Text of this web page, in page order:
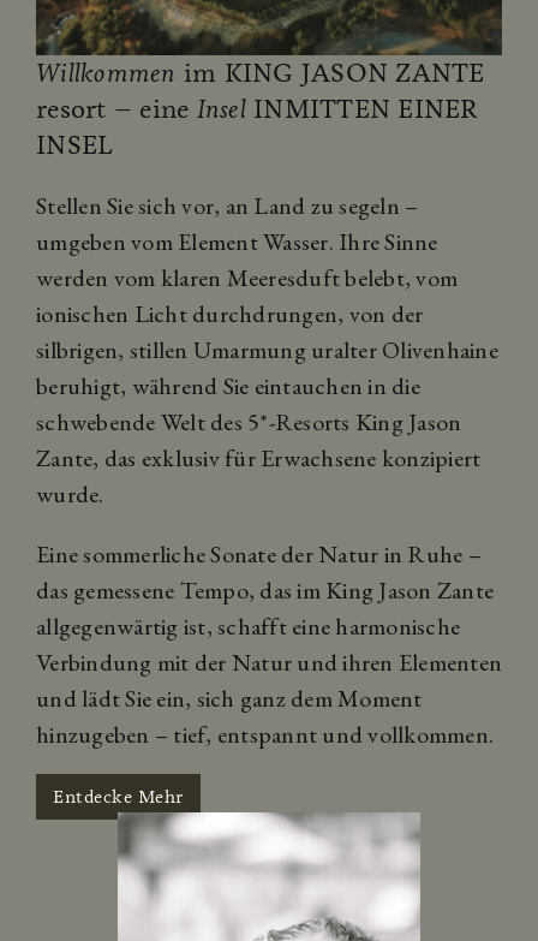
Willkommen im KING JASON ZANTE
resort – eine InselINMITTEN EINER
INSEL
Stellen Sie sich vor, an Land zu segeln –
umgeben vom Element Wasser. Ihre Sinne
werden vom klaren Meeresduft belebt, vom
ionischen Licht durchdrungen, von der
silbrigen, stillen Umarmung uralter Olivenhaine
beruhigt, während Sie eintauchen in die
schwebende Welt des 5*-Resorts King Jason
Zante, das exklusiv für Erwachsene konzipiert
wurde.
Eine sommerliche Sonate der Natur in Ruhe –
das gemessene Tempo, das im King Jason Zante
allgegenwärtig ist, schafft eine harmonische
Verbindung mit der Natur und ihren Elementen
und lädt Sie ein, sich ganz dem Moment
hinzugeben – tief, entspannt und vollkommen.
Entdecke Mehr